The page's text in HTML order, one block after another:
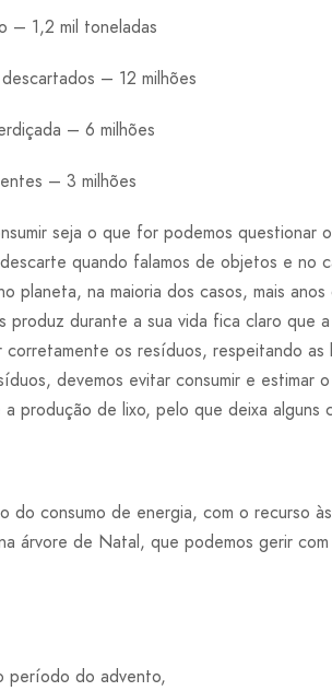
– 1,2 mil toneladas
– 12 milhões
– 6 milhões
– 3 milhões
seja o que for podemos questionar
quando falamos de objetos e no
na maioria dos casos, mais
produz durante a sua vida fica claro que
os resíduos, respeitando
devemos evitar consumir e estimar
produção de lixo, pelo que deixa alguns
do consumo de energia, com o recurso
árvore de Natal, que podemos gerir
período do advento,